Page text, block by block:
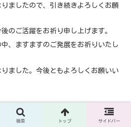
ましたので、引き続きよろしくお願
のご活躍をお祈り申し上げます。
、ますますのご発展をお祈りいたし
ました。今後ともよろしくお願いい
くなるため、1文で簡潔にまとめるの
検索 トップ サイドバー